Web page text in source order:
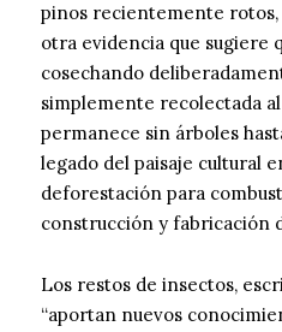
pinos recientemente rotos,
otra evidencia que sugiere
cosechando
simplemente recolectada
permanece sin árboles
legado del paisaje cultural
deforestación para
construcción y fabricación
Los restos de insectos,
“aportan nuevos